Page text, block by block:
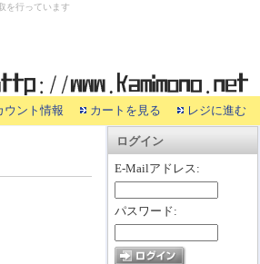
を行っています
ウント情報 カートを見る レジに進む
ログイン
E-Mailアドレス:
パスワード: